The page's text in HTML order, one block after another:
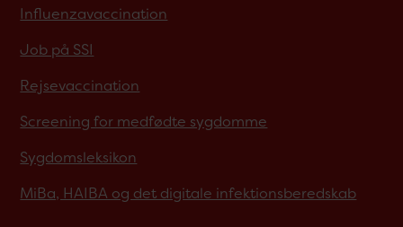
Influenzavaccination
Job på SSI
Rejsevaccination
Screening for medfødte sygdomme
Sygdomsleksikon
MiBa, HAIBA og det digitale infektionsberedskab